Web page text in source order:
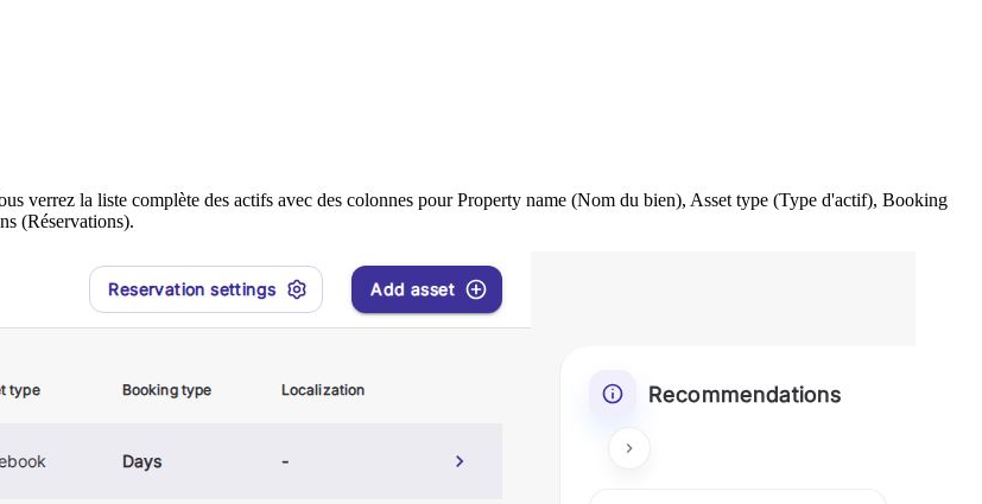
verrez la liste complète des actifs avec des colonnes pour Property name (Nom du bien), Asset type (Type d'actif), Booking
(Réservations).